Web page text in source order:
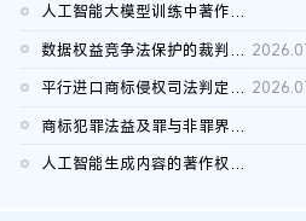
人工智能大模型训练中著作权的合理使用
数据权益竞争法保护的裁判路径构建
平行进口商标侵权司法判定规则的困境与纾解
商标犯罪法益及罪与非罪界限研究
人工智能生成内容的著作权司法认定：演进逻辑、现实困境与规则建...